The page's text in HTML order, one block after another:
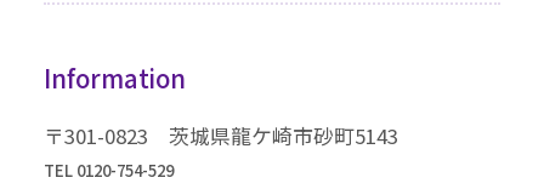
振袖ドレス
高級振袖コレクション
成人式までの流れ
Information
〒301-0823 茨城県龍ケ崎市砂町5143
TEL 0120-754-529